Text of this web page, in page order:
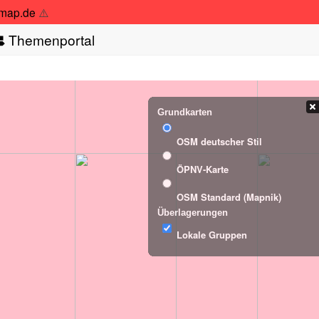
⚠️
Themenportal
Grundkarten
OSM deutscher Stil
ÖPNV-Karte
OSM Standard (Mapnik)
Überlagerungen
Lokale Gruppen